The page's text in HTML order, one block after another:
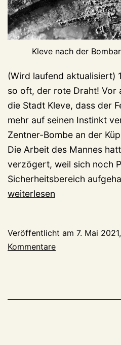
Kleve nach der
(Wird laufend aktualisiert)
so oft, der rote Draht! Vor
die Stadt Kleve, dass der
mehr auf seinen Instinkt
Zentner-Bombe an der
Die Arbeit des Mannes
verzögert, weil sich noch
Sicherheitsbereich
weiterlesen
Veröffentlicht am 7. Mai
Kommentare